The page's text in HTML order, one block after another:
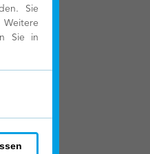
Sie
Sie in